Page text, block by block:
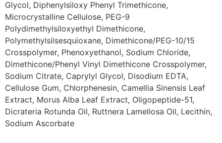
Glycol, Diphenylsiloxy Phenyl Trimethicone,
Microcrystalline Cellulose, PEG-9
Polydimethylsiloxyethyl Dimethicone,
Polymethylsilsesquioxane, Dimethicone/PEG-10/15
Crosspolymer, Phenoxyethanol, Sodium Chloride,
Dimethicone/Phenyl Vinyl Dimethicone Crosspolymer,
Sodium Citrate, Caprylyl Glycol, Disodium EDTA,
Cellulose Gum, Chlorphenesin, Camellia Sinensis Leaf
Extract, Morus Alba Leaf Extract, Oligopeptide-51,
Dicrateria Rotunda Oil, Ruttnera Lamellosa Oil, Lecithin,
Sodium Ascorbate